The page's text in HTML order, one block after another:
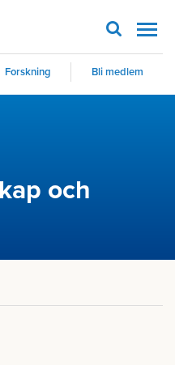
Forskning Bli medlem
och